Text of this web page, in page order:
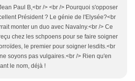
Paul B,<br /> <br /> Pourquoi s'opposer
Président ? Le génie de l'Elysée?<br
monter un duo avec Navalny.<br /> Ce
chez les schpoens pour se faire soigner
le premier pour soigner lesdits.<br
soyons pas vulgaires.<br /> Rien qu'en
le nom, déjà !